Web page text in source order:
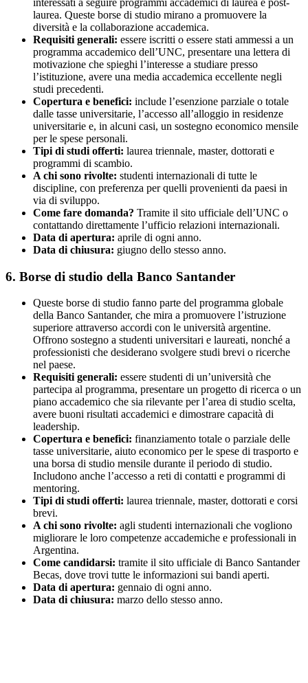
interessati a seguire programmi accademici di laurea e post-
laurea. Queste borse di studio mirano a promuovere la
diversità e la collaborazione accademica.
Requisiti generali: essere iscritti o essere stati ammessi a un
programma accademico dell’UNC, presentare una lettera di
motivazione che spieghi l’interesse a studiare presso
l’istituzione, avere una media accademica eccellente negli
studi precedenti.
Copertura e benefici: include l’esenzione parziale o totale
dalle tasse universitarie, l’accesso all’alloggio in residenze
universitarie e, in alcuni casi, un sostegno economico mensile
per le spese personali.
Tipi di studi offerti: laurea triennale, master, dottorati e
programmi di scambio.
A chi sono rivolte: studenti internazionali di tutte le
discipline, con preferenza per quelli provenienti da paesi in
via di sviluppo.
Come fare domanda? Tramite il sito ufficiale dell’UNC o
contattando direttamente l’ufficio relazioni internazionali.
Data di apertura: aprile di ogni anno.
Data di chiusura: giugno dello stesso anno.
6. Borse di studio della Banco Santander
Queste borse di studio fanno parte del programma globale
della Banco Santander, che mira a promuovere l’istruzione
superiore attraverso accordi con le università argentine.
Offrono sostegno a studenti universitari e laureati, nonché a
professionisti che desiderano svolgere studi brevi o ricerche
nel paese.
Requisiti generali: essere studenti di un’università che
partecipa al programma, presentare un progetto di ricerca o un
piano accademico che sia rilevante per l’area di studio scelta,
avere buoni risultati accademici e dimostrare capacità di
leadership.
Copertura e benefici: finanziamento totale o parziale delle
tasse universitarie, aiuto economico per le spese di trasporto e
una borsa di studio mensile durante il periodo di studio.
Includono anche l’accesso a reti di contatti e programmi di
mentoring.
Tipi di studi offerti: laurea triennale, master, dottorati e corsi
brevi.
A chi sono rivolte: agli studenti internazionali che vogliono
migliorare le loro competenze accademiche e professionali in
Argentina.
Come candidarsi: tramite il sito ufficiale di Banco Santander
Becas, dove trovi tutte le informazioni sui bandi aperti.
Data di apertura: gennaio di ogni anno.
Data di chiusura: marzo dello stesso anno.